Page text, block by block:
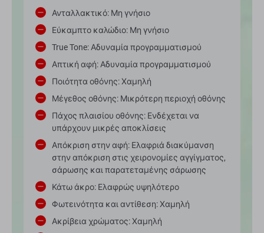
Ανταλλακτικό: Μη γνήσιο
Εύκαμπτο καλώδιο: Μη γνήσιο
True Tone: Αδυναμία προγραμματισμού
Απτική αφή: Αδυναμία προγραμματισμού
Ποιότητα οθόνης: Χαμηλή
Μέγεθος οθόνης: Μικρότερη περιοχή οθόνης
Πάχος πλαισίου οθόνης: Ενδέχεται να
υπάρχουν μικρές αποκλίσεις
Απόκριση στην αφή: Ελαφριά διακύμανση
στην απόκριση στις χειρονομίες αγγίγματος,
σάρωσης και παρατεταμένης σάρωσης
Κάτω άκρο: Ελαφρώς υψηλότερο
Φωτεινότητα και αντίθεση: Χαμηλή
Ακρίβεια χρώματος: Χαμηλή